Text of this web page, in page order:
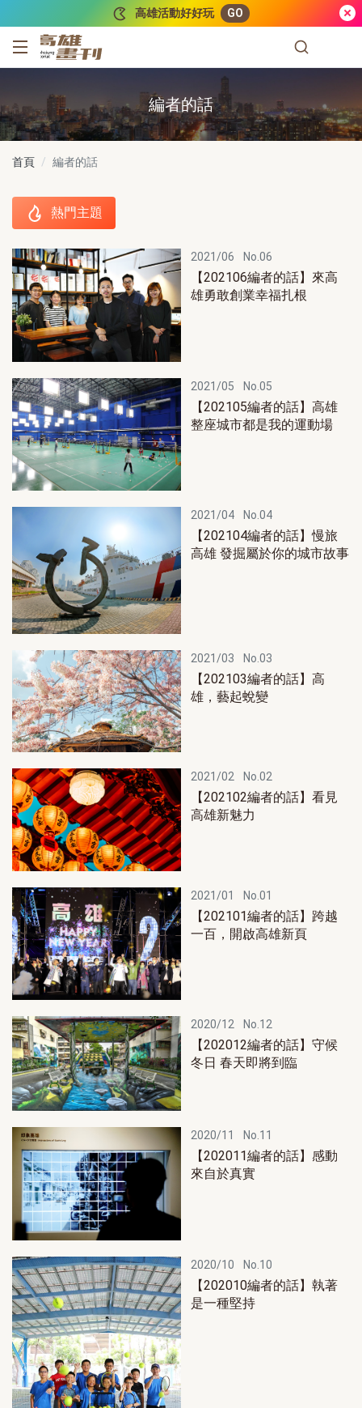
高雄活動好好玩 GO
高雄畫刊
編者的話
首頁 編者的話
熱門主題
2021/06 No.06
【202106編者的話】來高
雄勇敢創業幸福扎根
2021/05 No.05
【202105編者的話】高雄
整座城市都是我的運動場
2021/04 No.04
【202104編者的話】慢旅
高雄 發掘屬於你的城市故事
2021/03 No.03
【202103編者的話】高
雄，藝起蛻變
2021/02 No.02
【202102編者的話】看見
高雄新魅力
2021/01 No.01
【202101編者的話】跨越
一百，開啟高雄新頁
2020/12 No.12
【202012編者的話】守候
冬日 春天即將到臨
2020/11 No.11
【202011編者的話】感動
來自於真實
2020/10 No.10
【202010編者的話】執著
是一種堅持